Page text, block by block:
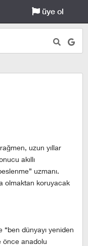
üye ol
uzun yıllar
akıllı
uzmanı.
olmaktan koruyacak
“ben dünyayı yeniden
önce anadolu